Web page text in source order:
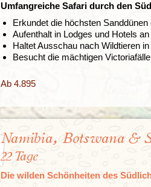
Umfangreiche Safari durch den
Erkundet die höchsten
Aufenthalt in Lodges und Hotels
Haltet Ausschau nach Wildtieren
Besucht die mächtigen Victoriafälle
Ab 4.895
Namibia, Botswana &
22 Tage
Die wilden Schönheiten des